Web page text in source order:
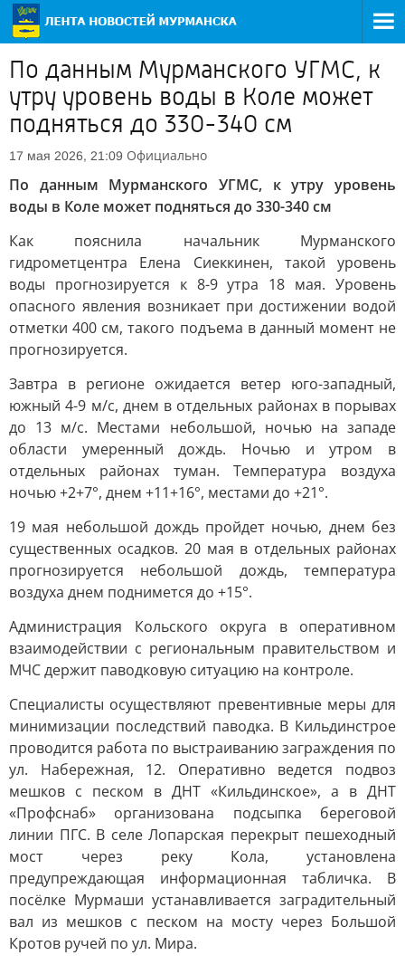
По данным Мурманского УГМС, к
утру уровень воды в Коле может
подняться до 330-340 см
17 мая 2026, 21:09 Официально
По данным Мурманского УГМС, к утру уровень
воды в Коле может подняться до 330-340 см
Как пояснила начальник Мурманского
гидрометцентра Елена Сиеккинен, такой уровень
воды прогнозируется к 8-9 утра 18 мая. Уровень
опасного явления возникает при достижении водой
отметки 400 см, такого подъема в данный момент не
прогнозируется.
Завтра в регионе ожидается ветер юго-западный,
южный 4-9 м/с, днем в отдельных районах в порывах
до 13 м/с. Местами небольшой, ночью на западе
области умеренный дождь. Ночью и утром в
отдельных районах туман. Температура воздуха
ночью +2+7°, днем +11+16°, местами до +21°.
19 мая небольшой дождь пройдет ночью, днем без
существенных осадков. 20 мая в отдельных районах
прогнозируется небольшой дождь, температура
воздуха днем поднимется до +15°.
Администрация Кольского округа в оперативном
взаимодействии с региональным правительством и
МЧС держит паводковую ситуацию на контроле.
Специалисты осуществляют превентивные меры для
минимизации последствий паводка. В Кильдинстрое
проводится работа по выстраиванию заграждения по
ул. Набережная, 12. Оперативно ведется подвоз
мешков с песком в ДНТ «Кильдинское», а в ДНТ
«Профснаб» организована подсыпка береговой
линии ПГС. В селе Лопарская перекрыт пешеходный
мост через реку Кола, установлена
предупреждающая информационная табличка. В
посёлке Мурмаши устанавливается заградительный
вал из мешков с песком на мосту через Большой
Кротов ручей по ул. Мира.